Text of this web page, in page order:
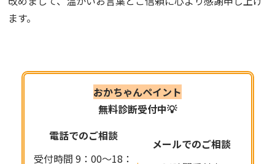
ます。
おかちゃんペイント
無料診断受付中💡
電話でのご相談
受付時間 9：00～18：
メールでのご相談